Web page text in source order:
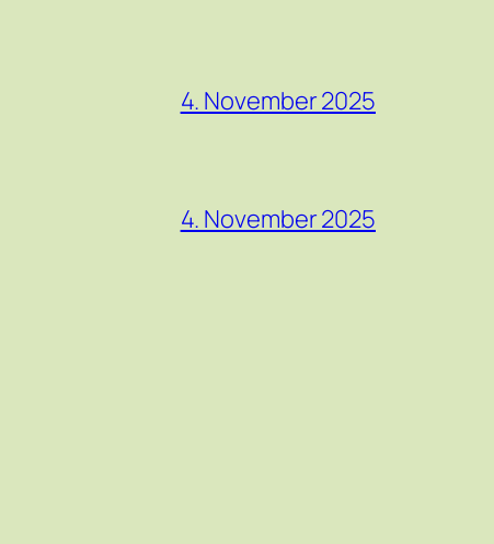
4. November 2025
4. November 2025